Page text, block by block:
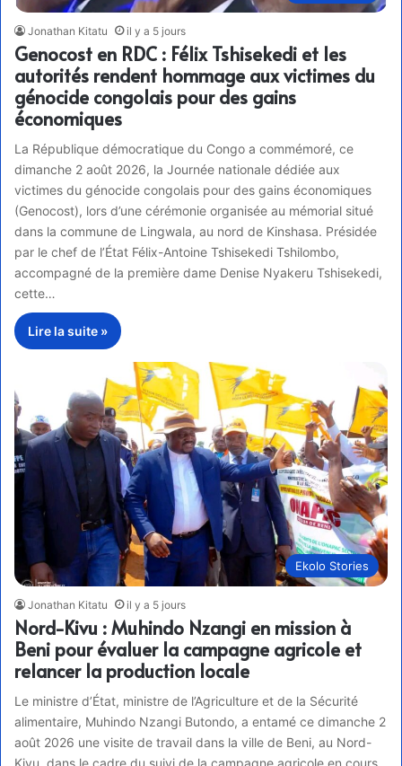
Jonathan Kitatu il y a 5 jours
Genocost en RDC : Félix Tshisekedi et les
autorités rendent hommage aux victimes du
génocide congolais pour des gains
économiques
La République démocratique du Congo a commémoré, ce
dimanche 2 août 2026, la Journée nationale dédiée aux
victimes du génocide congolais pour des gains économiques
(Genocost), lors d’une cérémonie organisée au mémorial situé
dans la commune de Lingwala, au nord de Kinshasa. Présidée
par le chef de l’État Félix-Antoine Tshisekedi Tshilombo,
accompagné de la première dame Denise Nyakeru Tshisekedi,
cette…
Lire la suite »
Ekolo Stories
Jonathan Kitatu il y a 5 jours
Nord-Kivu : Muhindo Nzangi en mission à
Beni pour évaluer la campagne agricole et
relancer la production locale
Le ministre d’État, ministre de l’Agriculture et de la Sécurité
alimentaire, Muhindo Nzangi Butondo, a entamé ce dimanche 2
août 2026 une visite de travail dans la ville de Beni, au Nord-
Kivu, dans le cadre du suivi de la campagne agricole en cours